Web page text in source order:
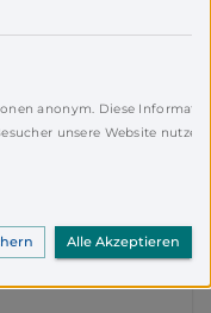
2026 Neustadt
/ Freizeit-
18.06.2026
anonym. Diese
unsere Website nutzen.
Alle Akzeptieren